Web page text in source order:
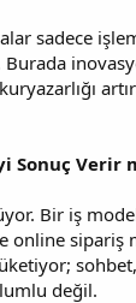
sadece
Sonuç Verir
Bir iş
online
değil.